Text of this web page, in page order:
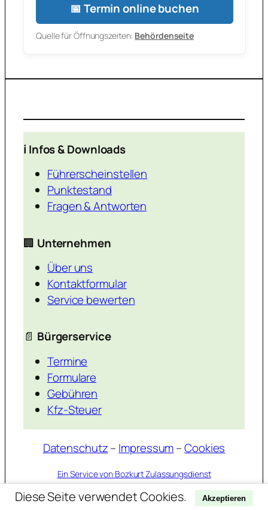
📅 Termin online buchen
Quelle für Öffnungszeiten: Behördenseite
ℹ️ Infos & Downloads
Führerscheinstellen
Punktestand
Fragen & Antworten
🏢 Unternehmen
Über uns
Kontaktformular
Service bewerten
📄 Bürgerservice
Termine
Formulare
Gebühren
Kfz-Steuer
Datenschutz– Impressum–Cookies
Ein Service von Bozkurt Zulassungsdienst
Diese Seite verwendet Cookies. Akzeptieren